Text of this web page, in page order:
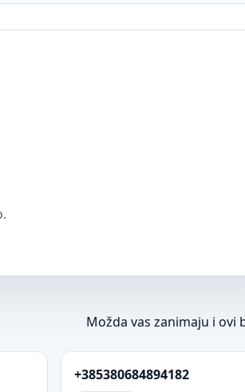
Možda vas zanimaju i ovi
+385380684894182